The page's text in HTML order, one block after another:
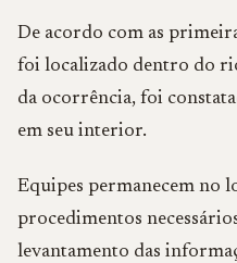
De acordo com as
foi localizado dentro do
da ocorrência, foi
em seu interior.
Equipes permanecem no
procedimentos
levantamento das